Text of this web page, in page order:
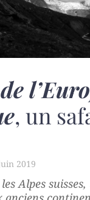
, un
2019
Alpes